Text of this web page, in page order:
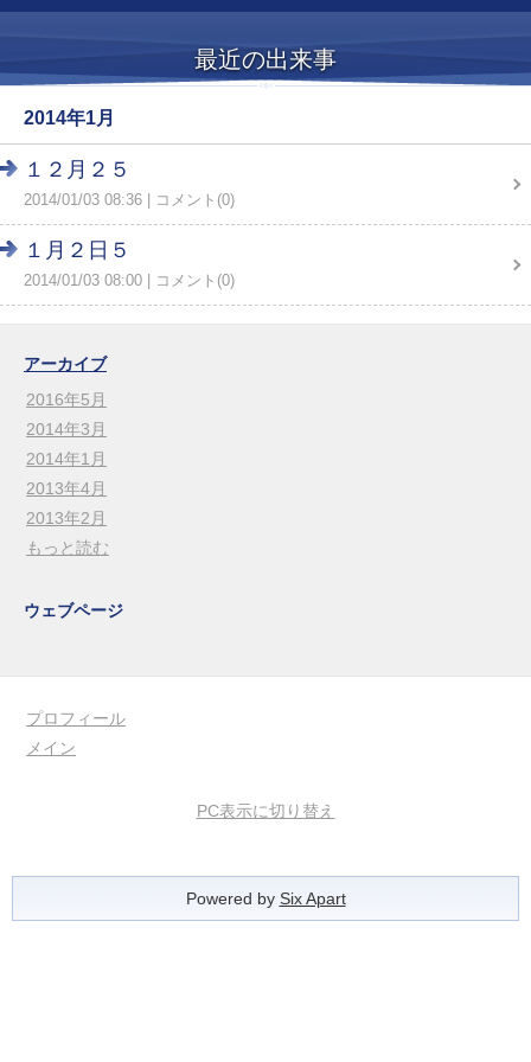
最近の出来事
2014年1月
１２月２５
2014/01/03 08:36 コメント(0)
１月２日５
2014/01/03 08:00 コメント(0)
アーカイブ
2016年5月
2014年3月
2014年1月
2013年4月
2013年2月
もっと読む
ウェブページ
プロフィール
メイン
PC表示に切り替え
Powered by Six Apart